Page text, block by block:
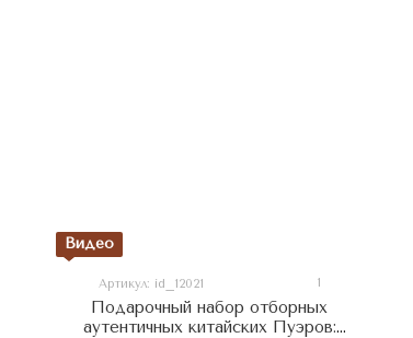
Видео
Артикул: id_12021 1
Подарочный набор отборных
аутентичных китайских Пуэров: